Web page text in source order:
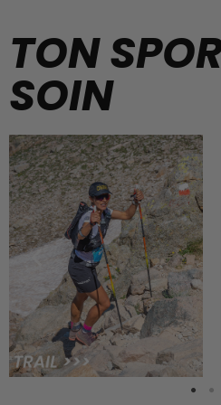
TON
SOIN